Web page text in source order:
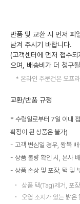
반품 및 교환 시 먼저 피
남겨 주시기 바랍니다.
(고객센터에 먼저 접수
으며, 배송비가 더 청구
온라인 주문건은 오프
교환/반품 규정
* 수령일로부터 7일 이내
확정이 된 상품은 불가)
고객 변심일 경우, 왕복
상품 불량 확인 시, 본사
상품 손상 및 포장, 택 및
상품 택(Tag)제거, 포
오염 소지가 있는 밝은